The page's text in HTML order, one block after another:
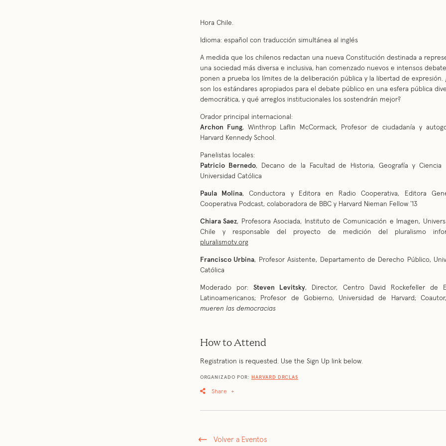
Hora Chile.
Idioma: español con traducción simultánea al inglés
A medida que los chilenos redactan una nueva Constitución destinada a
una sociedad más diversa e inclusiva, han comenzado nuevos e intensos
ponen a prueba los límites de la deliberación pública y la libertad de expresión.
son los estándares apropiados para el debate público en una esfera pública
democrática, y qué arreglos institucionales los sostendrán mejor?
Orador principal internacional:
Archon Fung, Winthrop Laflin McCormack, Profesor de ciudadanía y
Harvard Kennedy School.
Panelistas locales:
Patricio Bernedo, Decano de la Facultad de Historia, Geografía y Ciencia
Universidad Católica
Paula Molina, Conductora y Editora en Radio Cooperativa, Editora
Cooperativa Podcast, colaboradora de BBC y Harvard Nieman Fellow ’13
Chiara Saez, Profesora Asociada, Instituto de Comunicación e Imagen,
Chile y responsable del proyecto de medición del pluralismo
pluralismotv.org
Francisco Urbina, Profesor Asistente, Departamento de Derecho Público,
Católica
Moderado por:Steven Levitsky, Director, Centro David Rockefeller de
Latinoamericanos; Profesor de Gobierno, Universidad de Harvard;
mueren las democracias
How to Attend
Registration is requested. Use the Sign Up link below.
ORGANIZADO POR: HARVARD DRCLAS
Share +
Volver a Eventos